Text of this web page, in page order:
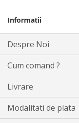
Informatii
Despre Noi
Cum comand ?
Livrare
Modalitati de plata